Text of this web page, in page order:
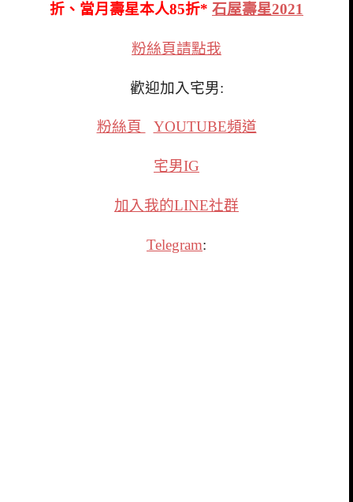
折、當月壽星本人85折* 石屋壽星2021
粉絲頁請點我
歡迎加入宅男:
粉絲頁 YOUTUBE頻道
宅男IG
加入我的LINE社群
Telegram: